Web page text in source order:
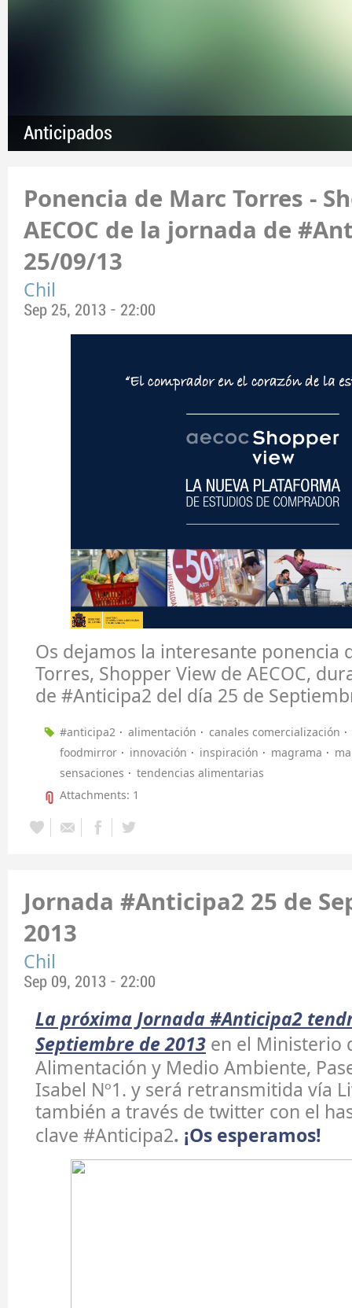
Anticipados
Ponencia de Marc Torres -
AECOC de la jornada de
25/09/13
Chil
Sep 25, 2013 - 22:00
Os dejamos la interesante ponencia
Torres, Shopper View de AECOC,
de #Anticipa2 del día 25 de
#anticipa2 alimentación
canales comercialización
foodmirror
innovación inspiración magrama
sensaciones
tendencias alimentarias
Attachments: 1
Jornada #Anticipa2 25 de
2013
Chil
Sep 09, 2013 - 22:00
La próxima Jornada #Anticipa2
Septiembre de 2013 en el Ministerio
Alimentación y Medio Ambiente,
Isabel Nº1. y será retransmitida vía
también a través de twitter con el
clave #Anticipa2. ¡Os esperamos!